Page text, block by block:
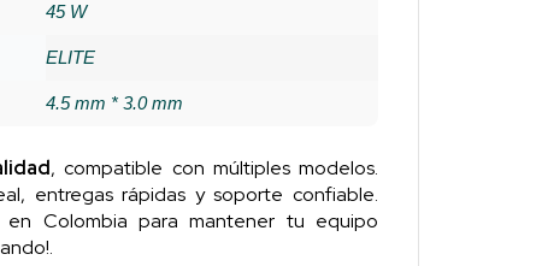
45 W
ELITE
4.5 mm * 3.0 mm
, compatible con múltiples modelos.
entregas rápidas y soporte confiable.
en Colombia para mantener tu equipo